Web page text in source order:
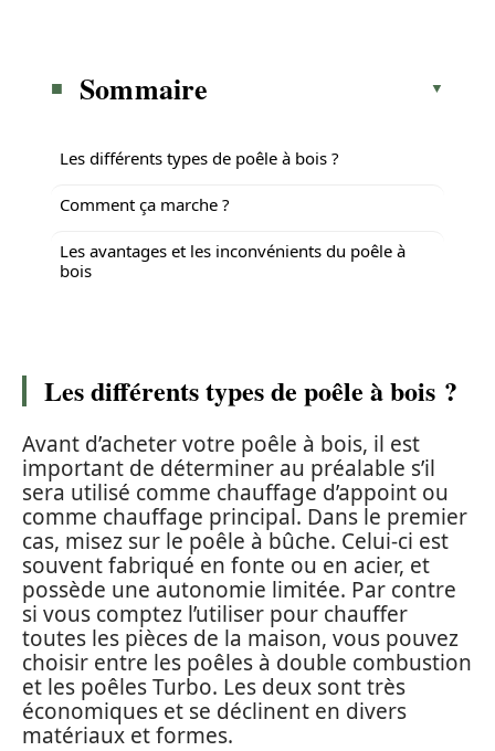
Sommaire
Les différents types de poêle à bois ?
Comment ça marche ?
Les avantages et les inconvénients du poêle à
bois
Les différents types de poêle à bois ?
Avant d’acheter votre poêle à bois, il est
important de déterminer au préalable s’il
sera utilisé comme chauffage d’appoint ou
comme chauffage principal. Dans le premier
cas, misez sur le poêle à bûche. Celui-ci est
souvent fabriqué en fonte ou en acier, et
possède une autonomie limitée. Par contre
si vous comptez l’utiliser pour chauffer
toutes les pièces de la maison, vous pouvez
choisir entre les poêles à double combustion
et les poêles Turbo. Les deux sont très
économiques et se déclinent en divers
matériaux et formes.